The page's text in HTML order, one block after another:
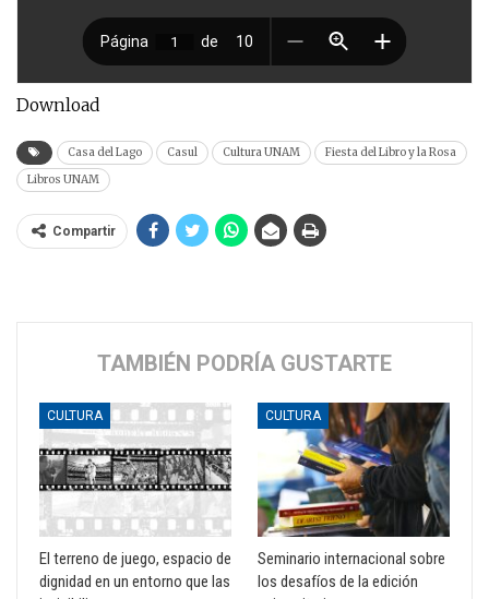
Download
Casa del Lago Casul Cultura UNAM
Fiesta del Libro y la Rosa
Libros UNAM
Compartir
TAMBIÉN PODRÍA GUSTARTE
CULTURA
El terreno de juego, espacio de
dignidad en un entorno que las
CULTURA
Seminario internacional sobre
los desafíos de la edición